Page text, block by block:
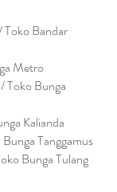
Toko Bandar
Metro
Toko Bunga
Kalianda
Tanggamus
Bunga Tulang